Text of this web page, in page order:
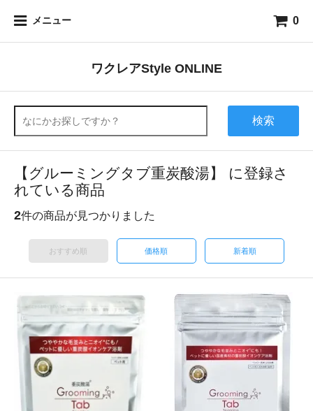
メニュー 0
ワクレアStyle ONLINE
検索
【グルーミングタブ重炭酸湯】 に登録さ
れている商品
2件の商品が見つかりました
おすすめ順 価格順 新着順